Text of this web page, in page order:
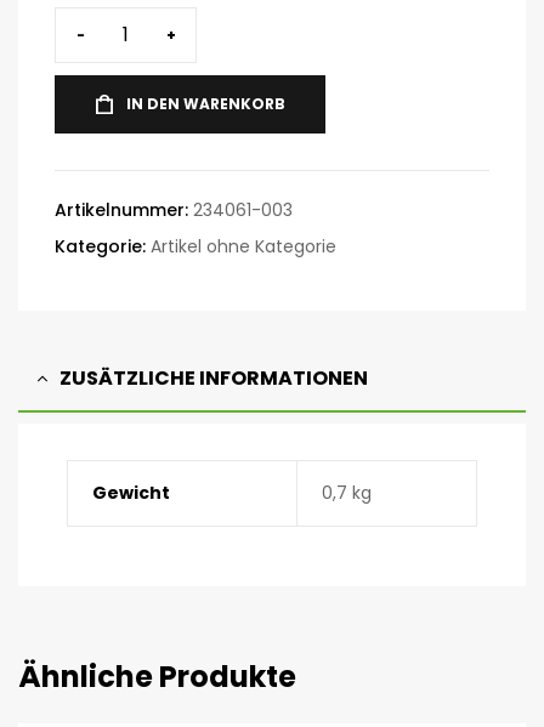
- +
IN DEN WARENKORB
Artikelnummer: 234061-003
Kategorie: Artikel ohne Kategorie
ZUSÄTZLICHE INFORMATIONEN
Gewicht 0,7 kg
Ähnliche Produkte